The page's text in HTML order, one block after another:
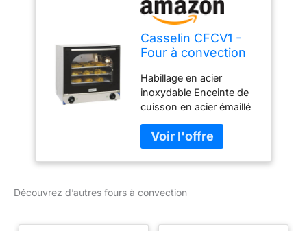
Casselin CFCV1 -
Four à convection
Habillage en acier
inoxydable Enceinte de
cuisson en acier émaillé
Éclairage intérieur Avec 2
moteurs de ventilation
Plage de température :
Minuterie : 0 - 120
incluses de 433 x 315
Découvrez d’autres fours à convection